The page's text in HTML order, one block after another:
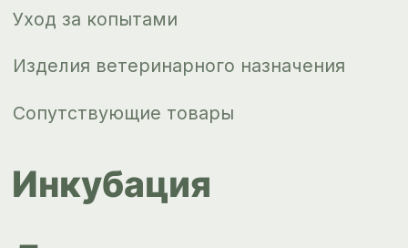
ips66@bk.ru
+7 343 264
Политика конфиденциальности
Согласие на обработку
персональных данных